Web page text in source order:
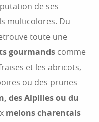
de ses
multicolores. Du
toute une
gourmands comme
et les abricots,
ou des prunes
des Alpilles ou du
melons charentais